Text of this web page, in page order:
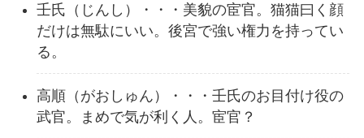
壬氏（じんし）・・・美貌の宦官。猫猫曰く顔
だけは無駄にいい。後宮で強い権力を持ってい
る。
高順（がおしゅん）・・・壬氏のお目付け役の
武官。まめで気が利く人。宦官？